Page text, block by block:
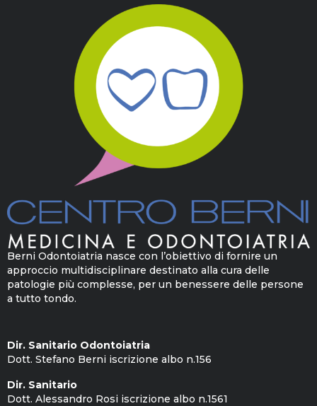
Berni Odontoiatria nasce con l’obiettivo di fornire un
approccio multidisciplinare destinato alla cura delle
patologie più complesse, per un benessere delle persone
a tutto tondo.
Dir. Sanitario Odontoiatria
Dott. Stefano Berni iscrizione albo n.156
Dir. Sanitario
Dott. Alessandro Rosi iscrizione albo n.1561